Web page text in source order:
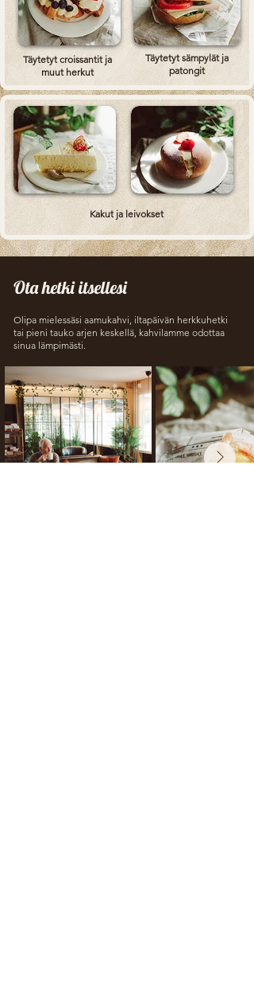
Täytetyt croissantit ja
muut herkut
Täytetyt sämpylät ja
patongit
Kakut ja leivokset
Ota hetki itsellesi
Olipa mielessäsi aamukahvi, iltapäivän herkkuhetki
tai pieni tauko arjen keskellä, kahvilamme odottaa
sinua lämpimästi.